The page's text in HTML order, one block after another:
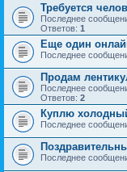
Требуется
Последнее
Ответов: 1
Еще один
Последнее
Продам
Последнее
Ответов: 2
Куплю
Последнее
Последнее